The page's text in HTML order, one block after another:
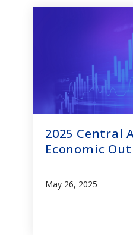
2025 Central
Economic
May 26, 2025